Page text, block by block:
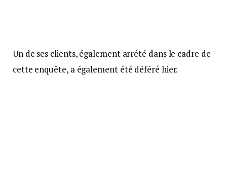
Un de ses clients, également arrété dans le cadre de
cette enquête, a également été déféré hier.